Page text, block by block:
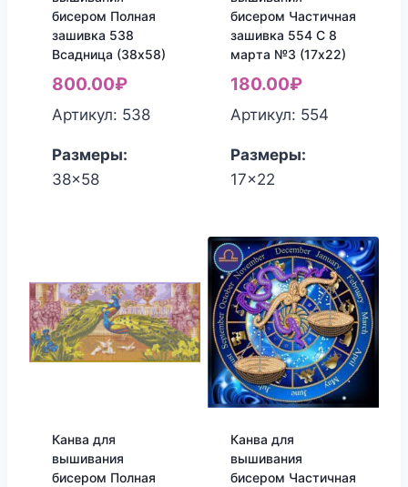
бисером Полная
зашивка 538
Всадница (38х58)
800.00₽
Артикул: 538
Размеры:
38x58
бисером Частичная
зашивка 554 С 8
марта №3 (17х22)
180.00₽
Артикул: 554
Размеры:
17x22
Канва для
вышивания
бисером Полная
Канва для
вышивания
бисером Частичная